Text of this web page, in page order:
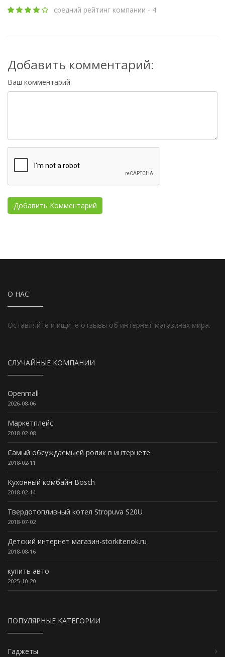
средний рейтинг компании - 4
Добавить комментарий:
Ваш комментарий:
О НАС
Оставляйте и ищите отзывы об интернет-магазинах мира.
СЛУЧАЙНЫЕ КОМПАНИИ
Openmall
2026-08-06
Маркетплейс
2018-02-08
Самый обсуждаемыей ролик в интернете
2018-02-11
Кухонный комбайн Bosch
2018-02-14
Твердотопливный котел Stropuva S20U
2018-07-02
Детский интернет магазин-storkitenok.ru
2018-08-16
купить авто
2025-10-20
ПОПУЛЯРНЫЕ КАТЕГОРИИ
Гаджеты